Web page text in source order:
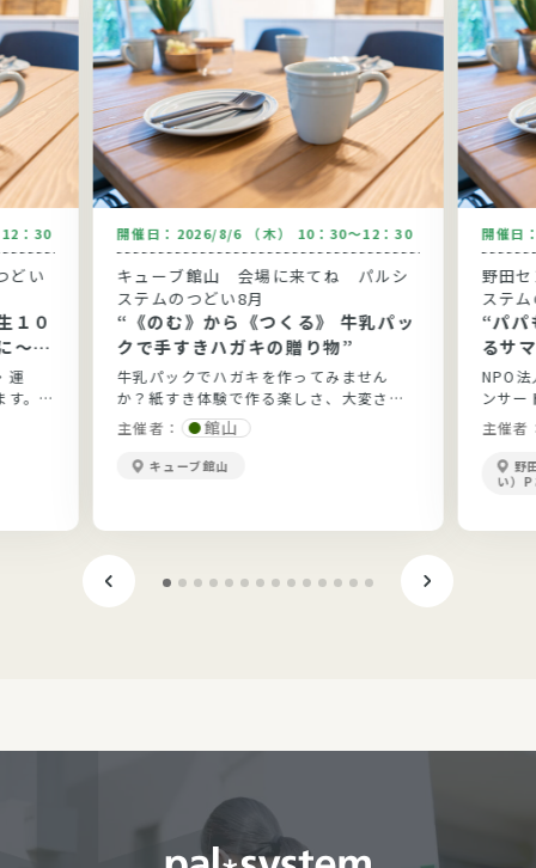
：30
どい
１０
～健
践
運
す。
開催日： 2026/8/6 （木） 10：30～12：30
キューブ館山 会場に来てね パルシ
ステムのつどい8月
“《のむ》から《つくる》 牛乳パッ
クで手すきハガキの贈り物”
牛乳パックでハガキを作ってみません
か？紙すき体験で作る楽しさ、大変さを
実感してみましょ(^_-)-☆
主催者： 館山
キューブ館山
開催日
野田
ステ
“パパ
るサ
NPO
ンサー
主催者
野
い）